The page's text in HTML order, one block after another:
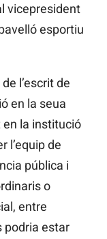
vicepresident
esportiu
l’escrit de
en la seua
en la institució
l’equip de
pública i
o
entre
podria estar